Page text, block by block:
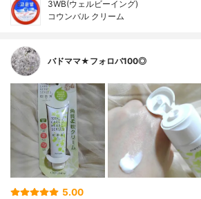
3WB(ウェルビーイング)
コウンバル クリーム
バドママ★フォロバ100◎
5.00